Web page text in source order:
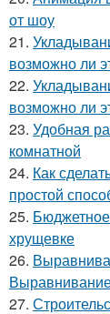
от шоу
21.
возможно ли
22.
возможно ли
23. Удобная
комнатной
24. Как
простой
25.
хрущевке
26.
27.